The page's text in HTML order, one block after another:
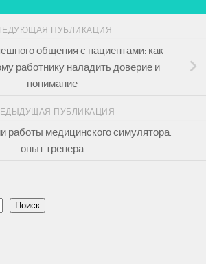
ПУБЛИКАЦИЯ
общения с пациентами: как
работнику наладить доверие и
понимание
ПУБЛИКАЦИЯ
работы медицинского симулятора:
опыт тренера
Поиск